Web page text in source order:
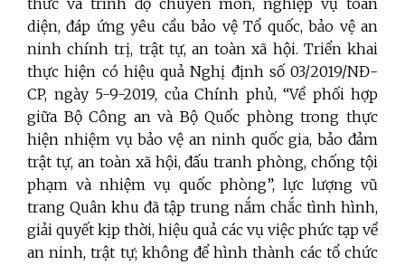
thức và trình độ chuyên môn, nghiệp vụ toàn
diện, đáp ứng yêu cầu bảo vệ Tổ quốc, bảo vệ an
ninh chính trị, trật tự, an toàn xã hội. Triển khai
thực hiện có hiệu quả Nghị định số 03/2019/NĐ-
CP, ngày 5-9-2019, của Chính phủ, “Về phối hợp
giữa Bộ Công an và Bộ Quốc phòng trong thực
hiện nhiệm vụ bảo vệ an ninh quốc gia, bảo đảm
trật tự, an toàn xã hội, đấu tranh phòng, chống tội
phạm và nhiệm vụ quốc phòng”, lực lượng vũ
trang Quân khu đã tập trung nắm chắc tình hình,
giải quyết kịp thời, hiệu quả các vụ việc phức tạp về
an ninh, trật tự; không để hình thành các tổ chức